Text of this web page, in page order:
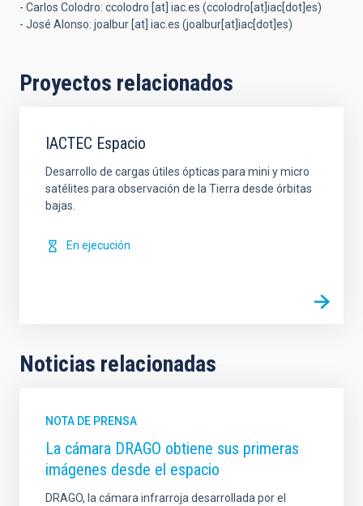
- Carlos Colodro: ccolodro [at] iac.es (ccolodro[at]iac[dot]es)
- José Alonso: joalbur [at] iac.es (joalbur[at]iac[dot]es)
Proyectos relacionados
IACTEC Espacio
Desarrollo de cargas útiles ópticas para mini y micro
satélites para observación de la Tierra desde órbitas
bajas.
En ejecución
Noticias relacionadas
NOTA DE PRENSA
La cámara DRAGO obtiene sus primeras
imágenes desde el espacio
DRAGO, la cámara infrarroja desarrollada por el